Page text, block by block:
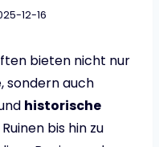
12-16
bieten nicht nur
sondern auch
historische
bis hin zu